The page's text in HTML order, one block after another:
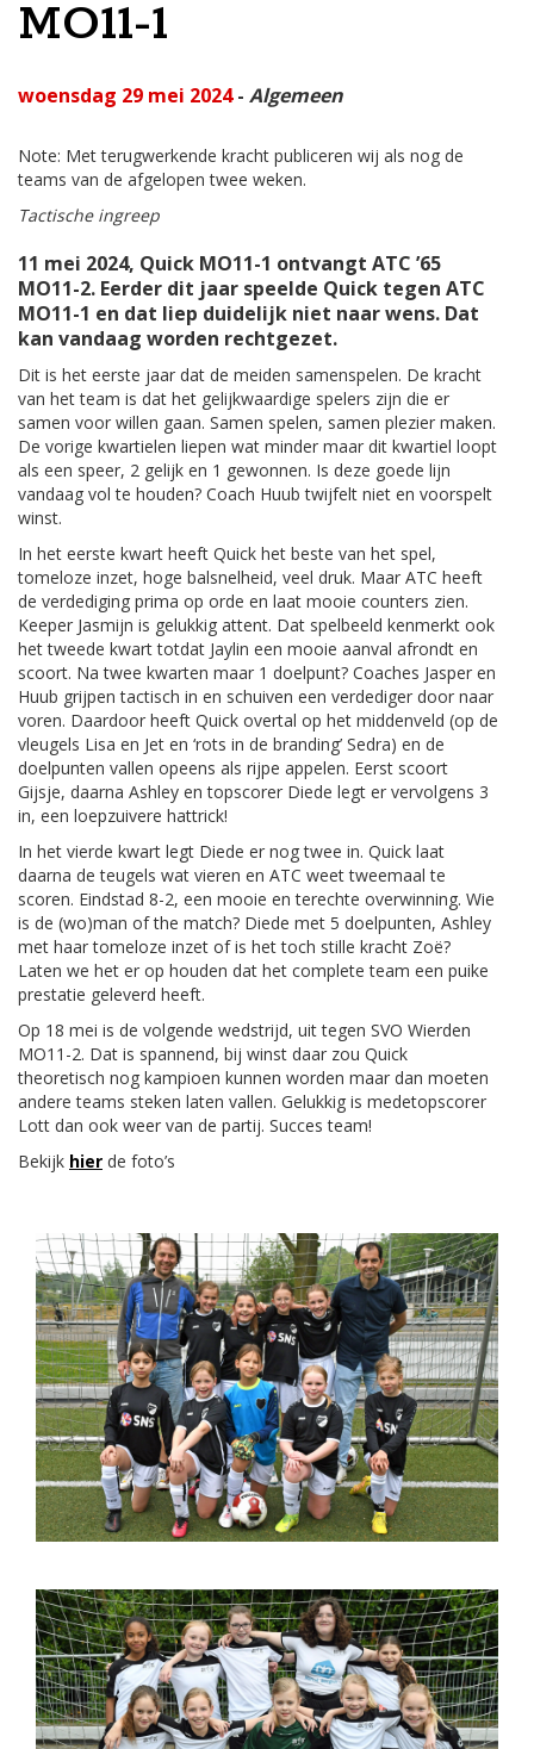
MO11-1
woensdag 29 mei 2024- Algemeen
Note: Met terugwerkende kracht publiceren wij als nog de
teams van de afgelopen twee weken.
Tactische ingreep
11 mei 2024, Quick MO11-1 ontvangt ATC ’65
MO11-2. Eerder dit jaar speelde Quick tegen ATC
MO11-1 en dat liep duidelijk niet naar wens. Dat
kan vandaag worden rechtgezet.
Dit is het eerste jaar dat de meiden samenspelen. De kracht
van het team is dat het gelijkwaardige spelers zijn die er
samen voor willen gaan. Samen spelen, samen plezier maken.
De vorige kwartielen liepen wat minder maar dit kwartiel loopt
als een speer, 2 gelijk en 1 gewonnen. Is deze goede lijn
vandaag vol te houden? Coach Huub twijfelt niet en voorspelt
winst.
In het eerste kwart heeft Quick het beste van het spel,
tomeloze inzet, hoge balsnelheid, veel druk. Maar ATC heeft
de verdediging prima op orde en laat mooie counters zien.
Keeper Jasmijn is gelukkig attent. Dat spelbeeld kenmerkt ook
het tweede kwart totdat Jaylin een mooie aanval afrondt en
scoort. Na twee kwarten maar 1 doelpunt? Coaches Jasper en
Huub grijpen tactisch in en schuiven een verdediger door naar
voren. Daardoor heeft Quick overtal op het middenveld (op de
vleugels Lisa en Jet en ‘rots in de branding’ Sedra) en de
doelpunten vallen opeens als rijpe appelen. Eerst scoort
Gijsje, daarna Ashley en topscorer Diede legt er vervolgens 3
in, een loepzuivere hattrick!
In het vierde kwart legt Diede er nog twee in. Quick laat
daarna de teugels wat vieren en ATC weet tweemaal te
scoren. Eindstad 8-2, een mooie en terechte overwinning. Wie
is de (wo)man of the match? Diede met 5 doelpunten, Ashley
met haar tomeloze inzet of is het toch stille kracht Zoë?
Laten we het er op houden dat het complete team een puike
prestatie geleverd heeft.
Op 18 mei is de volgende wedstrijd, uit tegen SVO Wierden
MO11-2. Dat is spannend, bij winst daar zou Quick
theoretisch nog kampioen kunnen worden maar dan moeten
andere teams steken laten vallen. Gelukkig is medetopscorer
Lott dan ook weer van de partij. Succes team!
Bekijk hier de foto’s